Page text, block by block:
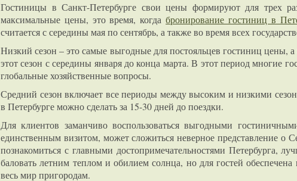
Гостиницы в Санкт-Петербурге свои цены формируют для трех
максимальные цены, это время, когдабронирование гостиниц в
считается с середины мая по сентябрь, а также во время всех
Низкий сезон – это самые выгодные для постояльцев гостиниц цены,
этот сезон с середины января до конца марта. В этот период многие
глобальные хозяйственные вопросы.
Средний сезон включает все периоды между высоким и низкими
в Петербурге можно сделать за 15-30 дней до поездки.
Для клиентов заманчиво воспользоваться выгодными
единственным визитом, может сложиться неверное представление о
познакомиться с главными достопримечательностями Петербурга,
баловать летним теплом и обилием солнца, но для гостей
весь мир пригородам.